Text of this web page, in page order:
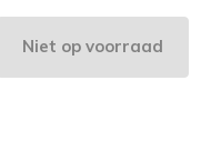
Niet op voorraad